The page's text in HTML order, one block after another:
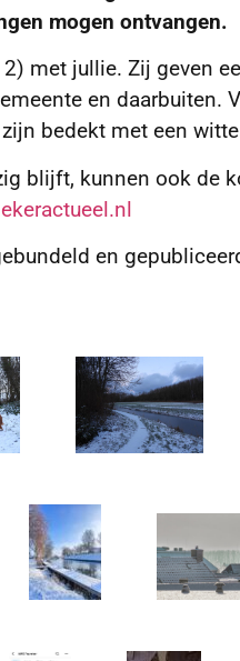
mogen ontvangen.
met jullie. Zij geven
en daarbuiten.
bedekt met een
blijft, kunnen ook de
en